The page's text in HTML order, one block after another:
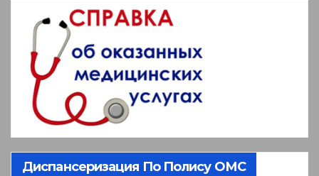
Диспансеризация По Полису ОМС